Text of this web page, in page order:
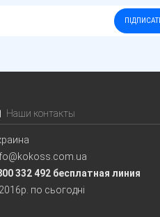
Наши контакты
332 492 бесплатная линия
по сьогодні